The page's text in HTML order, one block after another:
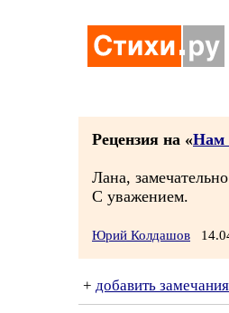
Рецензия на «Нам
Лана,
С уважением.
Юрий Колдашов
+ добавить замечания